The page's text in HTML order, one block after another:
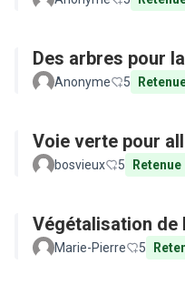
Des arbres pour
Anonyme 5
Voie verte pour
bosvieux 5 Retenue
Végétalisation de
Marie-Pierre 5